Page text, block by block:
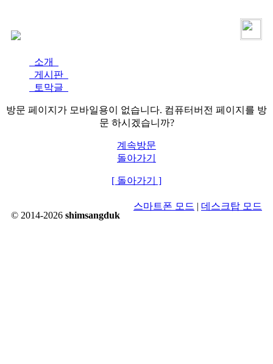
소개
게시판
토막글
방문 페이지가 모바일용이 없습니다. 컴퓨터버전 페이지를 방
문 하시겠습니까?
계속방문
돌아가기
[ 돌아가기 ]
© 2014-2026 shimsangduk
스마트폰 모드 | 데스크탑 모드